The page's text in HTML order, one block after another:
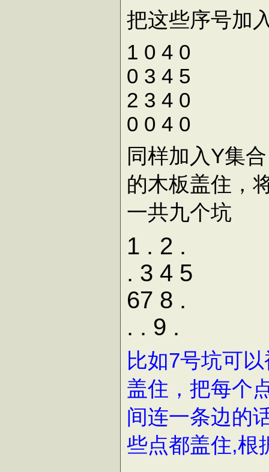
把这些序号加
1 0 4 0
0 3 4 5
2 3 4 0
0 0 4 0
同样加入Y集
的木板盖住，
一共九个坑
1 . 2 .
. 3 4 5
67 8 .
. . 9 .
比如7号坑可
盖住，把每个
间连一条边的
些点都盖住,根